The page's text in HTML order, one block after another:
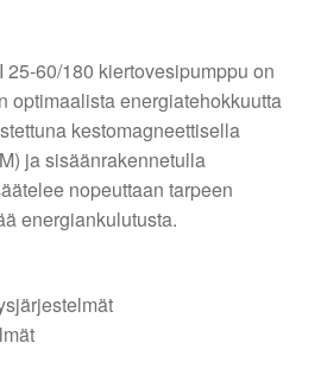
60/180 kiertovesipumppu on
optimaalista energiatehokkuutta
kestomagneettisella
ja sisäänrakennetulla
nopeuttaan tarpeen
energiankulutusta.